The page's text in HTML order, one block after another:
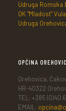
Udruga Romska
OK "Mladost"
Udruga
OPĆINA
Orehovica,
HR-40322
TEL: +385 (0)40
EMAIL: